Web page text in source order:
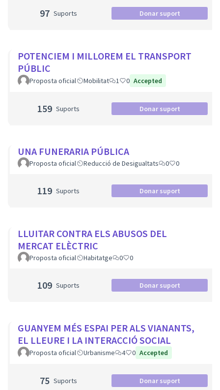
97 Suports Donar suport
POTENCIEM I MILLOREM EL TRANSPORT
PÚBLIC
Proposta oficial Mobilitat 1 0 Accepted
159 Suports Donar suport
UNA FUNERARIA PÚBLICA
Proposta oficial Reducció de Desigualtats 0 0
119 Suports Donar suport
LLUITAR CONTRA ELS ABUSOS DEL
MERCAT ELÈCTRIC
Proposta oficial Habitatge 0 0
109 Suports Donar suport
GUANYEM MÉS ESPAI PER ALS VIANANTS,
EL LLEURE I LA INTERACCIÓ SOCIAL
Proposta oficial Urbanisme 4 0 Accepted
75 Suports Donar suport